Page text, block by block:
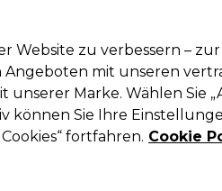
Suchen
Kosmetik Herrenfriseur
Website zu verbessern –
mit unseren
Marke. Wählen Sie
können Sie Ihre
fortfahren. Cookie